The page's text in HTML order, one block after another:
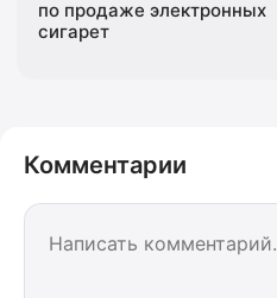
по продаже электронных
сигарет
Комментарии